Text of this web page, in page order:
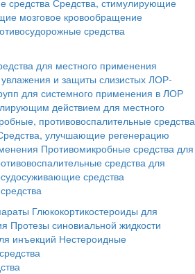
мозговое кровообращение
средства
для местного применения
и защиты слизистых ЛОР-
для системного применения в ЛОР
действием для местного
противовоспалительные средства
улучшающие регенерацию
Противомикробные средства для
средства для
средства
Глюкокортикостероиды для
Протезы синовиальной жидкости
инъекций Нестероидные